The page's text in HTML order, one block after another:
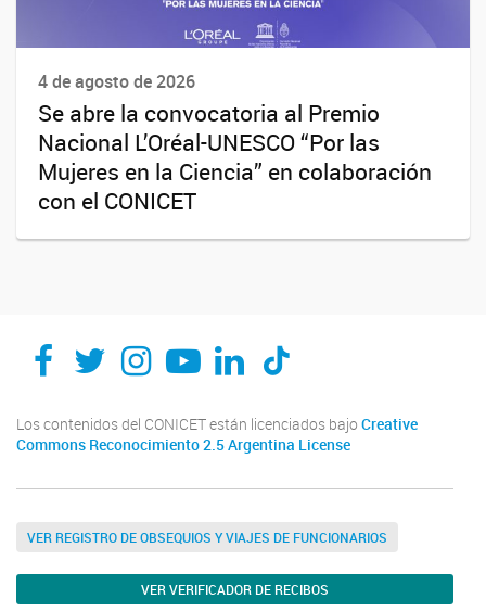
4 de agosto de 2026
Se abre la convocatoria al Premio
Nacional L’Oréal-UNESCO “Por las
Mujeres en la Ciencia” en colaboración
con el CONICET
Los contenidos del CONICET están licenciados bajo Creative
Commons Reconocimiento 2.5 Argentina License
VER REGISTRO DE OBSEQUIOS Y VIAJES DE FUNCIONARIOS
VER VERIFICADOR DE RECIBOS